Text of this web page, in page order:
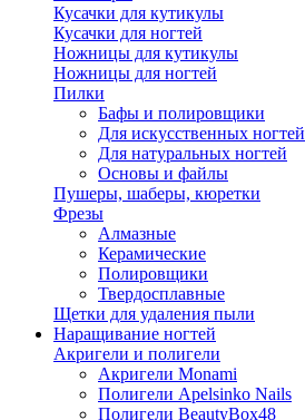
Кусачки для кутикулы
Кусачки для ногтей
Ножницы для кутикулы
Ножницы для ногтей
Пилки
Бафы и полировщики
Для искусственных ногтей
Для натуральных ногтей
Основы и файлы
Пушеры, шаберы, кюретки
Фрезы
Алмазные
Керамические
Полировщики
Твердосплавные
Щетки для удаления пыли
Наращивание ногтей
Акригели и полигели
Акригели Monami
Полигели Apelsinko Nails
Полигели BeautyBox48